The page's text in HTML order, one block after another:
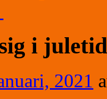
i
2021